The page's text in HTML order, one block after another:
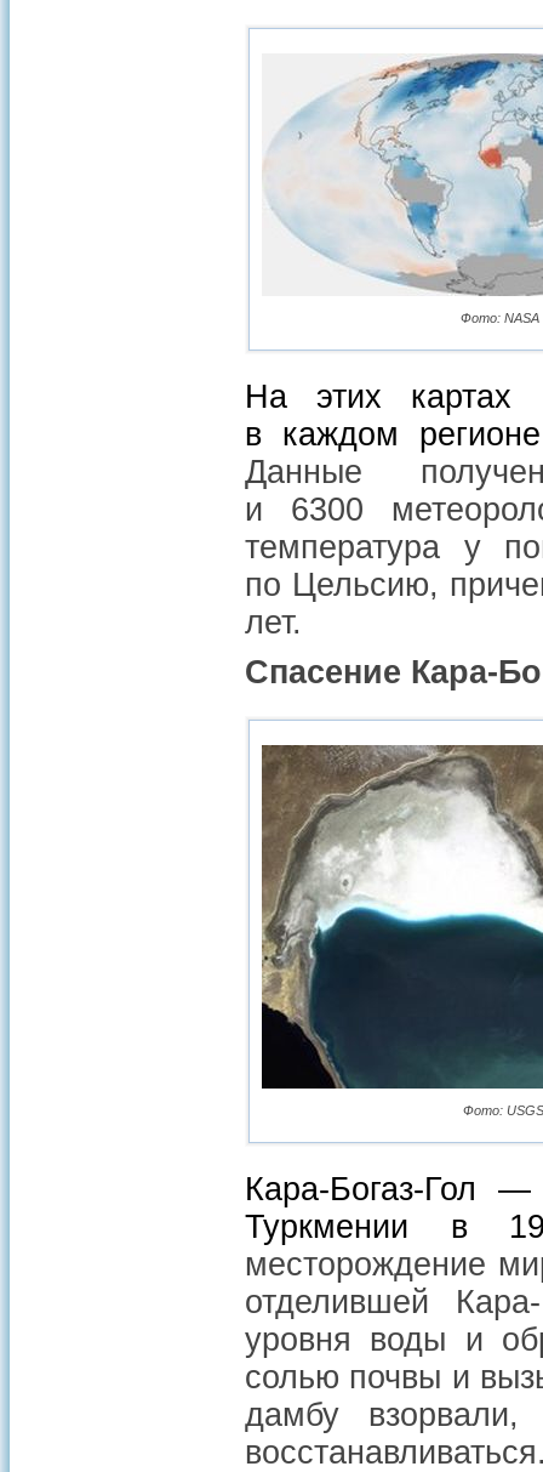
Фото: NASA
На этих картах
в каждом
Данные
и 6300
температура у
по Цельсию,
лет.
Спасение Кара-
Фото: USGS
Кара-Богаз-Гол
Туркмении в
месторождение
отделившей
уровня воды и
солью почвы и
дамбу взорвали,